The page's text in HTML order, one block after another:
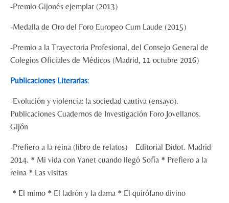
-Premio Gijonés ejemplar (2013)
-Medalla de Oro del Foro Europeo Cum Laude (2015)
-Premio a la Trayectoria Profesional, del Consejo General de
Colegios Oficiales de Médicos (Madrid, 11 octubre 2016)
Publicaciones Literarias:
-Evolución y violencia: la sociedad cautiva (ensayo).
Publicaciones Cuadernos de Investigación Foro Jovellanos.
Gijón
-Prefiero a la reina (libro de relatos) Editorial Didot. Madrid
2014. * Mi vida con Yanet cuando llegó Sofía * Prefiero a la
reina * Las visitas
* El mimo * El ladrón y la dama * El quirófano divino